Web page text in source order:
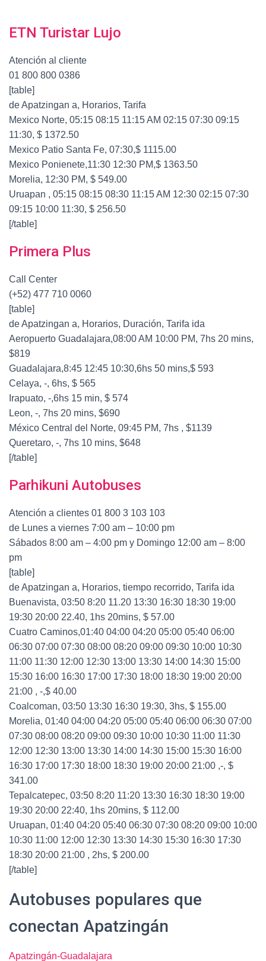
ETN Turistar Lujo
Atención al cliente
01 800 800 0386
[table]
de Apatzingan a, Horarios, Tarifa
Mexico Norte, 05:15 08:15 11:15 AM 02:15 07:30 09:15
11:30, $ 1372.50
Mexico Patio Santa Fe, 07:30,$ 1115.00
Mexico Ponienete,11:30 12:30 PM,$ 1363.50
Morelia, 12:30 PM, $ 549.00
Uruapan , 05:15 08:15 08:30 11:15 AM 12:30 02:15 07:30
09:15 10:00 11:30, $ 256.50
[/table]
Primera Plus
Call Center
(+52) 477 710 0060
[table]
de Apatzingan a, Horarios, Duración, Tarifa ida
Aeropuerto Guadalajara,08:00 AM 10:00 PM, 7hs 20 mins,
$819
Guadalajara,8:45 12:45 10:30,6hs 50 mins,$ 593
Celaya, -, 6hs, $ 565
Irapuato, -,6hs 15 min, $ 574
Leon, -, 7hs 20 mins, $690
México Central del Norte, 09:45 PM, 7hs , $1139
Queretaro, -, 7hs 10 mins, $648
[/table]
Parhikuni Autobuses
Atención a clientes 01 800 3 103 103
de Lunes a viernes 7:00 am – 10:00 pm
Sábados 8:00 am – 4:00 pm y Domingo 12:00 am – 8:00
pm
[table]
de Apatzingan a, Horarios, tiempo recorrido, Tarifa ida
Buenavista, 03:50 8:20 11.20 13:30 16:30 18:30 19:00
19:30 20:00 22.40, 1hs 20mins, $ 57.00
Cuatro Caminos,01:40 04:00 04:20 05:00 05:40 06:00
06:30 07:00 07:30 08:00 08:20 09:00 09:30 10:00 10:30
11:00 11:30 12:00 12:30 13:00 13:30 14:00 14:30 15:00
15:30 16:00 16:30 17:00 17:30 18:00 18:30 19:00 20:00
21:00 , -,$ 40.00
Coalcoman, 03:50 13:30 16:30 19:30, 3hs, $ 155.00
Morelia, 01:40 04:00 04:20 05:00 05:40 06:00 06:30 07:00
07:30 08:00 08:20 09:00 09:30 10:00 10:30 11:00 11:30
12:00 12:30 13:00 13:30 14:00 14:30 15:00 15:30 16:00
16:30 17:00 17:30 18:00 18:30 19:00 20:00 21:00 ,-, $
341.00
Tepalcatepec, 03:50 8:20 11:20 13:30 16:30 18:30 19:00
19:30 20:00 22:40, 1hs 20mins, $ 112.00
Uruapan, 01:40 04:20 05:40 06:30 07:30 08:20 09:00 10:00
10:30 11:00 12:00 12:30 13:30 14:30 15:30 16:30 17:30
18:30 20:00 21:00 , 2hs, $ 200.00
[/table]
Autobuses populares que
conectan Apatzingán
Apatzingán-Guadalajara